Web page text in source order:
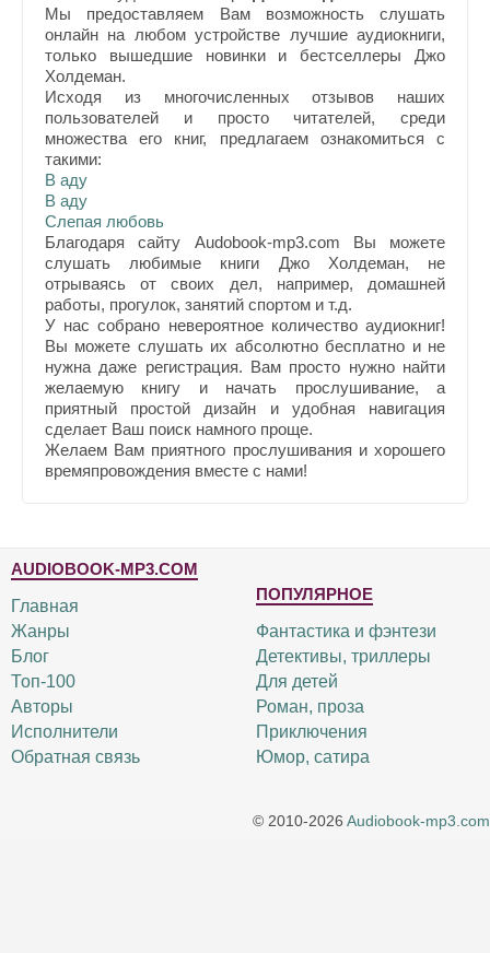
Мы предоставляем Вам возможность слушать
онлайн на любом устройстве лучшие аудиокниги,
только вышедшие новинки и бестселлеры Джо
Холдеман.
Исходя из многочисленных отзывов наших
пользователей и просто читателей, среди
множества его книг, предлагаем ознакомиться с
такими:
В аду
В аду
Слепая любовь
Благодаря сайту Audobook-mp3.com Вы можете
слушать любимые книги Джо Холдеман, не
отрываясь от своих дел, например, домашней
работы, прогулок, занятий спортом и т.д.
У нас собрано невероятное количество аудиокниг!
Вы можете слушать их абсолютно бесплатно и не
нужна даже регистрация. Вам просто нужно найти
желаемую книгу и начать прослушивание, а
приятный простой дизайн и удобная навигация
сделает Ваш поиск намного проще.
Желаем Вам приятного прослушивания и хорошего
времяпровождения вместе с нами!
AUDIOBOOK-MP3.COM
Главная
Жанры
Блог
Топ-100
Авторы
Исполнители
Обратная связь
ПОПУЛЯРНОЕ
Фантастика и фэнтези
Детективы, триллеры
Для детей
Роман, проза
Приключения
Юмор, сатира
© 2010-2026 Audiobook-mp3.com